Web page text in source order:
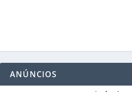
ANÚNCIOS